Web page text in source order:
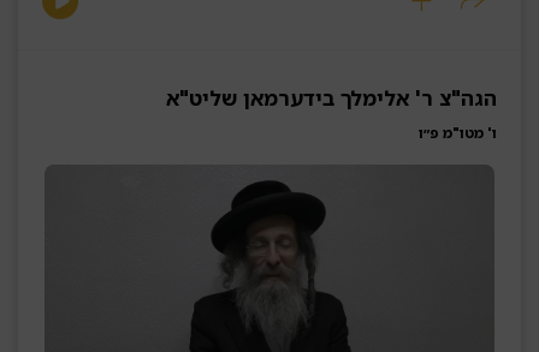
הגה"צ ר' אלימלך בידערמאן שליט"א
ו' מטו"מ פ״ו